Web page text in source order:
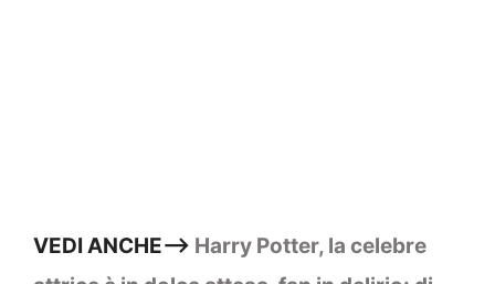
VEDI ANCHE—> Harry Potter, la celebre